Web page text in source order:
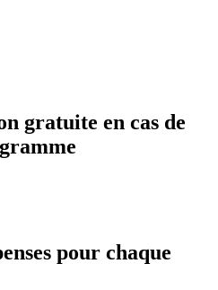
gratuite en cas de
pour chaque